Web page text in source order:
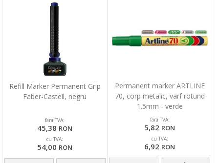
Refill Marker Permanent Grip
Faber-Castell, negru
fara TVA:
45,38 RON
cu TVA:
54,00 RON
Permanent marker ARTLINE
70, corp metalic, varf rotund
1.5mm - verde
fara TVA:
5,82 RON
cu TVA:
6,92 RON